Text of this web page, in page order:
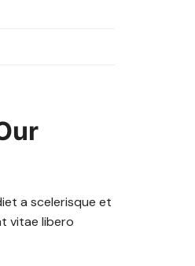
a scelerisque et
vitae libero